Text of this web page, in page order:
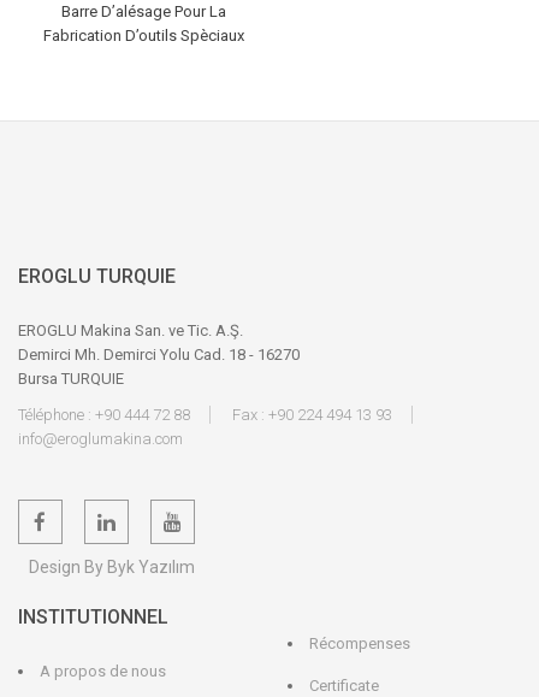
Barre D’alésage Pour La
Fabrication D’outils Spèciaux
EROGLU TURQUIE
EROGLU Makina San. ve Tic. A.Ş.
Demirci Mh. Demirci Yolu Cad. 18 - 16270
Bursa TURQUIE
Téléphone : +90 444 72 88
Fax : +90 224 494 13 93
info@eroglumakina.com
Design By Byk Yazılım
INSTITUTIONNEL
A propos de nous
Récompenses
Certificate